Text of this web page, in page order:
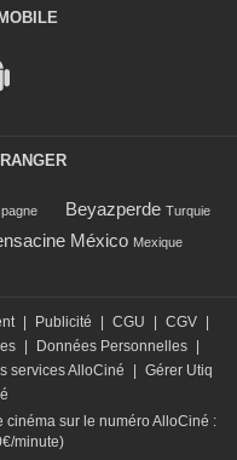
Beyazperde Turquie
México Mexique
| Publicité | CGU | CGV |
| Données Personnelles |
services AlloCiné | Gérer Utiq
cinéma sur le numéro AlloCiné :
minute)